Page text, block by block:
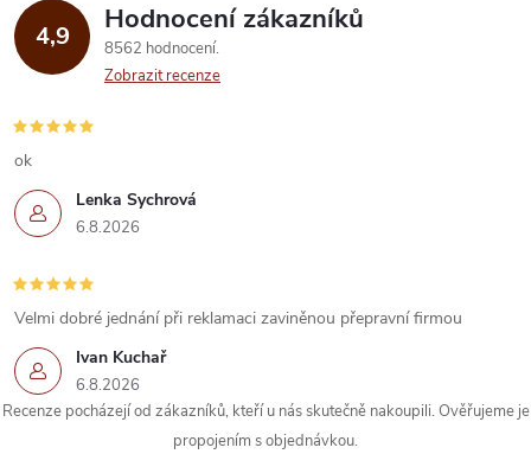
d
a
c
í
p
r
v
k
y
4,9 Hodnocení zákazníků
8562 hodnocení
Zobrazit recenze
Lenka Sychrová
6.8.2026
ok
Ivan Kuchař
6.8.2026
Velmi dobré jednání při reklamaci zaviněnou přepravní firmou
Recenze pocházejí od zákazníků, kteří u nás skutečně nakoupili. Ověřujeme je
propojením s objednávkou.